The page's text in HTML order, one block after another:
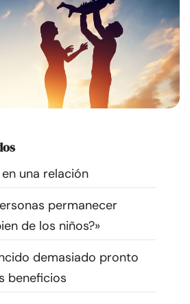
una relación
permanecer
de los niños?»
demasiado pronto
beneficios